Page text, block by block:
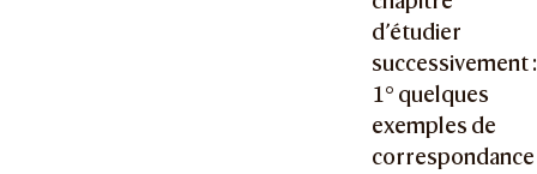
d’étudier
successivement :
1° quelques
exemples de
correspondance